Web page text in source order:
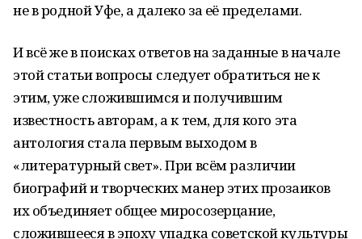
не в родной Уфе, а далеко за её пределами.
И всё же в поисках ответов на заданные в начале
этой статьи вопросы следует обратиться не к
этим, уже сложившимся и получившим
известность авторам, а к тем, для кого эта
антология стала первым выходом в
«литературный свет». При всём различии
биографий и творческих манер этих прозаиков
их объединяет общее миросозерцание,
сложившееся в эпоху упадка советской культуры